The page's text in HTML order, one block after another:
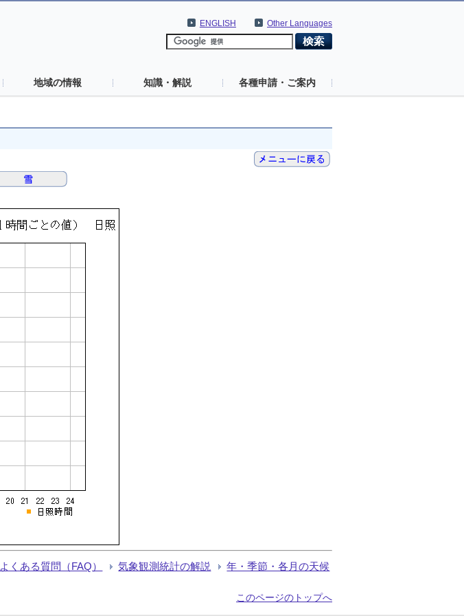
Other Languages
ENGLISH
地域の情報 知識・解説 各種申請・ご案内
よくある質問（FAQ） 気象観測統計の解説 年・季節・各月の天候
このページのトップへ